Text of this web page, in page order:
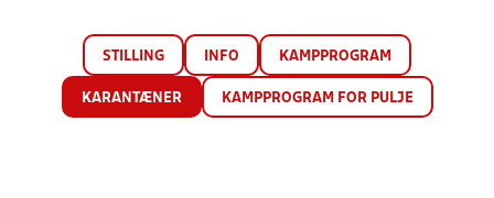
STILLING INFO KAMPPROGRAM
KARANTÆNER KAMPPROGRAM FOR PULJE